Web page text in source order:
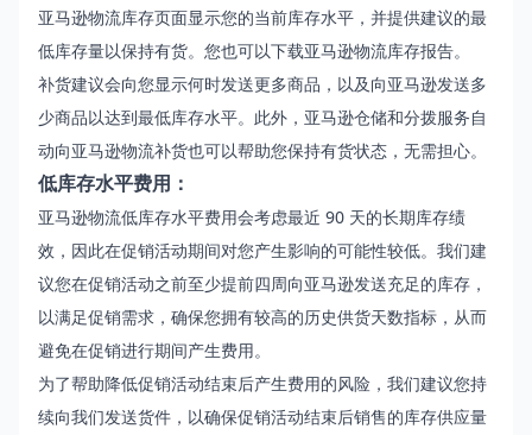
亚马逊物流库存页面显示您的当前库存水平，并提供建议的最
低库存量以保持有货。您也可以下载亚马逊物流库存报告。
补货建议会向您显示何时发送更多商品，以及向亚马逊发送多
少商品以达到最低库存水平。此外，亚马逊仓储和分拨服务自
动向亚马逊物流补货也可以帮助您保持有货状态，无需担心。
低库存水平费用：
亚马逊物流低库存水平费用会考虑最近 90 天的长期库存绩
效，因此在促销活动期间对您产生影响的可能性较低。我们建
议您在促销活动之前至少提前四周向亚马逊发送充足的库存，
以满足促销需求，确保您拥有较高的历史供货天数指标，从而
避免在促销进行期间产生费用。
为了帮助降低促销活动结束后产生费用的风险，我们建议您持
续向我们发送货件，以确保促销活动结束后销售的库存供应量